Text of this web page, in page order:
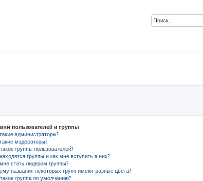
пользователей и группы
администраторы?
модераторы?
группы пользователей?
группы и как мне вступить в них?
стать лидером группы?
названия некоторых групп имеют разные цвета?
группа по умолчанию?